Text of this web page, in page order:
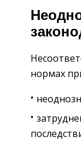
нормах